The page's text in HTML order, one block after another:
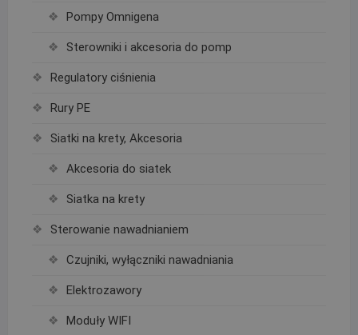
Pompy Omnigena
Sterowniki i akcesoria do pomp
Regulatory ciśnienia
Rury PE
Siatki na krety, Akcesoria
Akcesoria do siatek
Siatka na krety
Sterowanie nawadnianiem
Czujniki, wyłączniki nawadniania
Elektrozawory
Moduły WIFI